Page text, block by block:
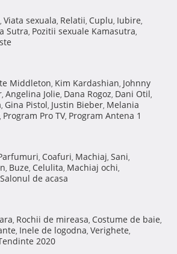
, Viata sexuala, Relatii, Cuplu, Iubire,
Sutra, Pozitii sexuale Kamasutra,
Middleton, Kim Kardashian, Johnny
, Angelina Jolie, Dana Rogoz, Dani Otil,
, Gina Pistol, Justin Bieber, Melania
, Program Pro TV, Program Antena 1
, Coafuri, Machiaj, Sani,
, Buze, Celulita, Machiaj ochi,
Salonul de acasa
, Rochii de mireasa, Costume de baie,
, Inele de logodna, Verighete,
2020